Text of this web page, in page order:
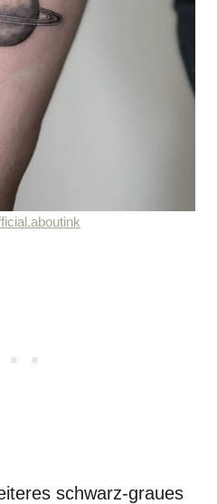
schwarz-graues